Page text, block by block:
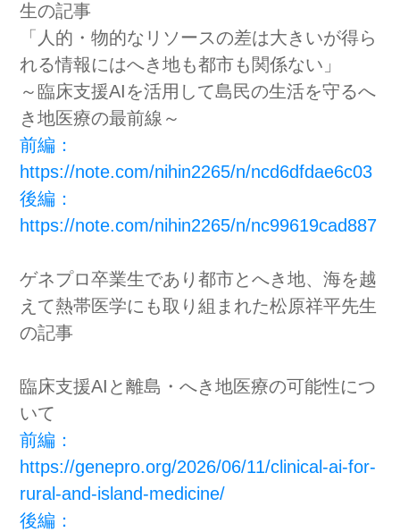
生の記事
「人的・物的なリソースの差は大きいが得ら
れる情報にはへき地も都市も関係ない」
～臨床支援AIを活用して島民の生活を守るへ
き地医療の最前線～
前編：
https://note.com/nihin2265/n/ncd6dfdae6c03
後編：
https://note.com/nihin2265/n/nc99619cad887
ゲネプロ卒業生であり都市とへき地、海を越
えて熱帯医学にも取り組まれた松原祥平先生
の記事
臨床支援AIと離島・へき地医療の可能性につ
いて
前編：
https://genepro.org/2026/06/11/clinical-ai-for-
rural-and-island-medicine/
後編：